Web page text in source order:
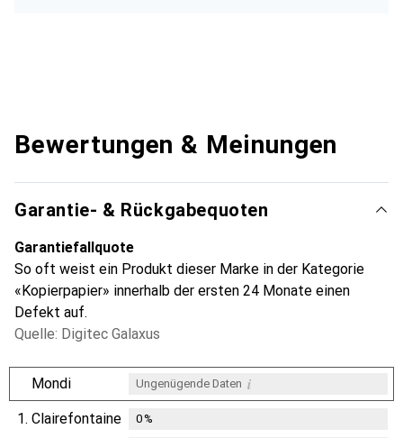
Bewertungen & Meinungen
Garantie- & Rückgabequoten
Garantiefallquote
So oft weist ein Produkt dieser Marke in der Kategorie
«Kopierpapier» innerhalb der ersten 24 Monate einen
Defekt auf.
Quelle: Digitec Galaxus
Mondi Ungenügende Daten i
1. Clairefontaine 0%